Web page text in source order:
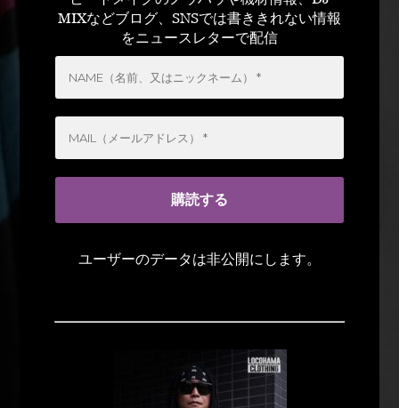
MIXなどブログ、SNSでは書ききれない情報
をニュースレターで配信
ユーザーのデータは非公開にします。